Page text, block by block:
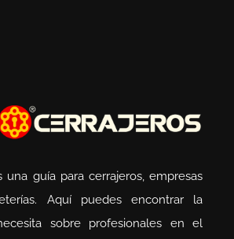
una guía para cerrajeros, empresas
Aquí puedes encontrar la
sobre profesionales en el